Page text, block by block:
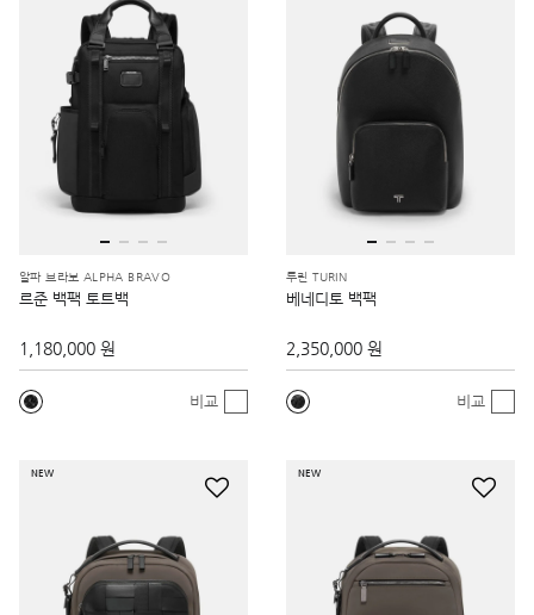
알파 브라보 ALPHA BRAVO
르준 백팩 토트백
1,180,000 원
비교
투린 TURIN
베네디토 백팩
2,350,000 원
비교
NEW NEW